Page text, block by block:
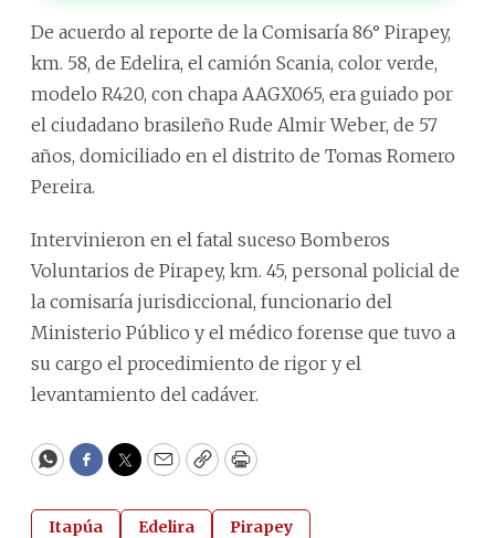
De acuerdo al reporte de la Comisaría 86° Pirapey,
km. 58, de Edelira, el camión Scania, color verde,
modelo R420, con chapa AAGX065, era guiado por
el ciudadano brasileño Rude Almir Weber, de 57
años, domiciliado en el distrito de Tomas Romero
Pereira.
Intervinieron en el fatal suceso Bomberos
Voluntarios de Pirapey, km. 45, personal policial de
la comisaría jurisdiccional, funcionario del
Ministerio Público y el médico forense que tuvo a
su cargo el procedimiento de rigor y el
levantamiento del cadáver.
WhatsApp
Facebook
Twitter
EmailCopyPrint
Itapúa Edelira Pirapey